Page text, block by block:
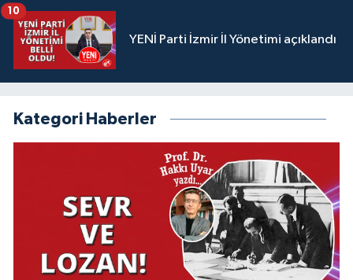
YENİ Parti İzmir İl Yönetimi açıklandı
10
Kategori Haberler